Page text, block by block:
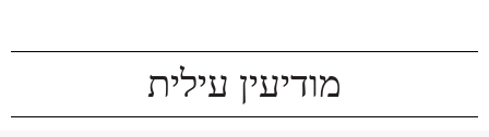
מודיעין עילית